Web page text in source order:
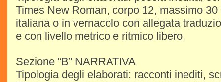
Times New Roman, corpo 12, massimo
italiana o in vernacolo con allegata
e con livello metrico e ritmico libero.
Sezione “B” NARRATIVA
Tipologia degli elaborati: racconti inediti,